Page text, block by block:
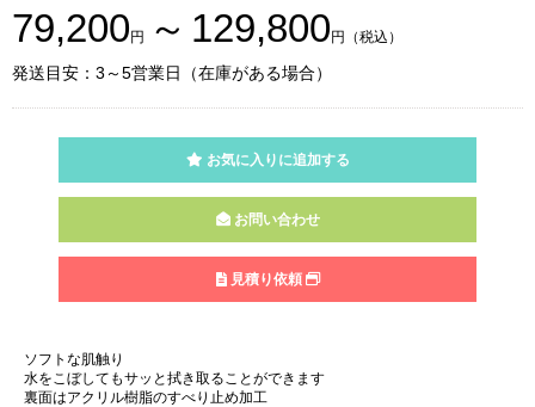
79,200 円 ～ 129,800 円（税込）
発送目安：3～5営業日（在庫がある場合）
お気に入りに追加する
お問い合わせ
見積り依頼
ソフトな肌触り
水をこぼしてもサッと拭き取ることができます
裏面はアクリル樹脂のすべり止め加工